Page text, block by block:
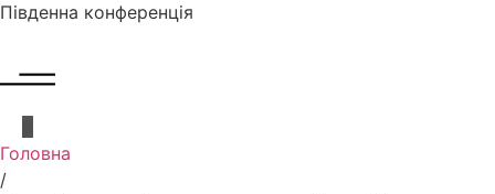
Південна конференція
Головна
/